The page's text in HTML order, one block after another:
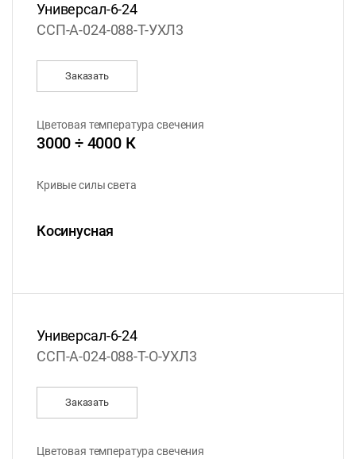
Универсал-6-24
ССП-А-024-088-Т-УХЛ3
Заказать
Цветовая температура свечения
3000 ÷ 4000 К
Кривые силы света
Косинусная
Универсал-6-24
ССП-А-024-088-Т-О-УХЛ3
Заказать
Цветовая температура свечения